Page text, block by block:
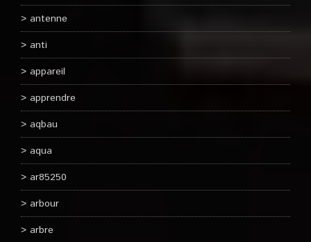
antenne
anti
appareil
apprendre
aqbau
aqua
ar85250
arbour
arbre